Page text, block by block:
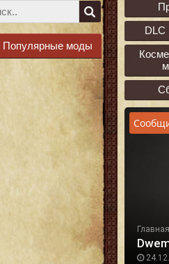
Популярные моды
DLC
Главная